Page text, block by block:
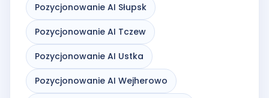
Pozycjonowanie AI Słupsk
Pozycjonowanie AI Tczew
Pozycjonowanie AI Ustka
Pozycjonowanie AI Wejherowo